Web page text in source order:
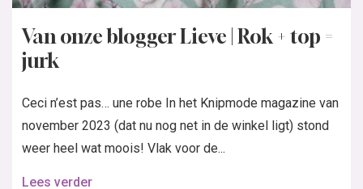
Van onze blogger Lieve | Rok + top =
jurk
Ceci n’est pas… une robe In het Knipmode magazine van
november 2023 (dat nu nog net in de winkel ligt) stond
weer heel wat moois! Vlak voor de...
Lees verder